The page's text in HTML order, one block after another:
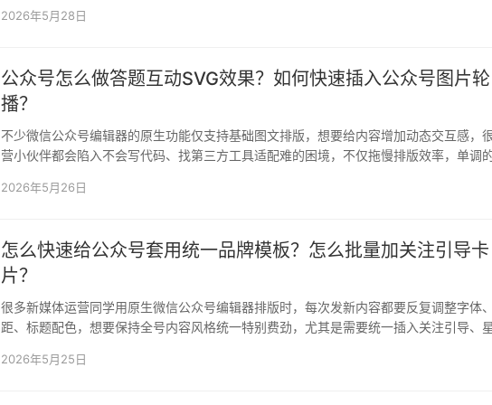
2026年5月28日
公众号怎么做答题互动SVG效果？如何快速插入公众号图片轮
播？
不少微信公众号编辑器的原生功能仅支持基础图文排版，想要给内容增加动态交互感，
营小伙伴都会陷入不会写代码、找第三方工具适配难的困境，不仅拖慢排版效率，单调
2026年5月26日
怎么快速给公众号套用统一品牌模板？怎么批量加关注引导卡
片？
很多新媒体运营同学用原生微信公众号编辑器排版时，每次发新内容都要反复调整字体
距、标题配色，想要保持全号内容风格统一特别费劲，尤其是需要统一插入关注引导、
2026年5月25日